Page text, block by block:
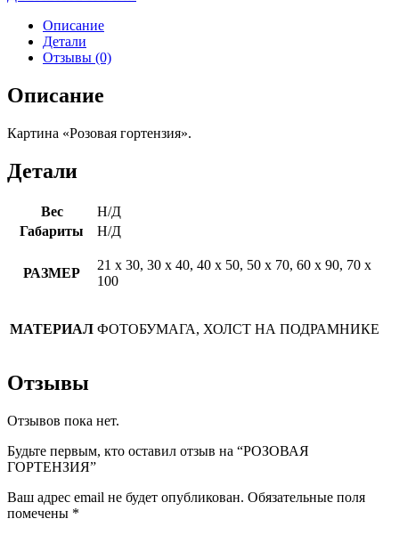
Описание
Детали
Отзывы (0)
Описание
Картина «Розовая гортензия».
Детали
Вес
Н/Д
Габариты
Н/Д
РАЗМЕР
21 х 30, 30 х 40, 40 х 50, 50 х 70, 60 х 90, 70 х
100
МАТЕРИАЛ ФОТОБУМАГА, ХОЛСТ НА ПОДРАМНИКЕ
Отзывы
Отзывов пока нет.
Будьте первым, кто оставил отзыв на “РОЗОВАЯ
ГОРТЕНЗИЯ”
Ваш адрес email не будет опубликован. Обязательные поля
помечены *